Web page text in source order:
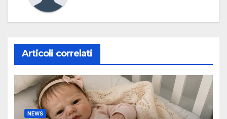
Articoli correlati
NEWS